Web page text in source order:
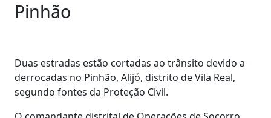
Pinhão
Duas estradas estão cortadas ao trânsito devido a
derrocadas no Pinhão, Alijó, distrito de Vila Real,
segundo fontes da Proteção Civil.